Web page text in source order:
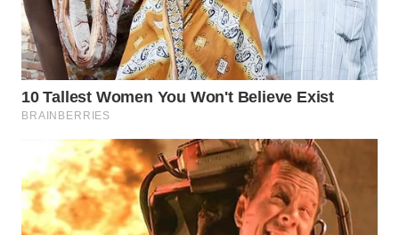
WN
TANGERANG
WN
BINJAI
WN
CIREBON
WN